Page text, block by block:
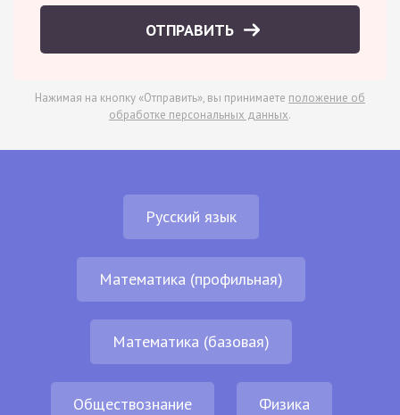
ОТПРАВИТЬ
Нажимая на кнопку «Отправить», вы принимаете положение об
обработке персональных данных.
Русский язык
Математика (профильная)
Математика (базовая)
Обществознание Физика